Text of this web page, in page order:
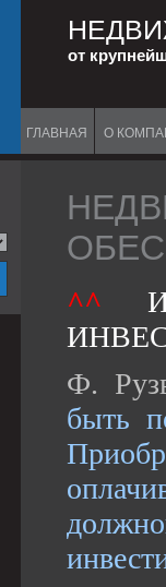
от
ГЛАВНАЯ О
^^
Ф.
быть